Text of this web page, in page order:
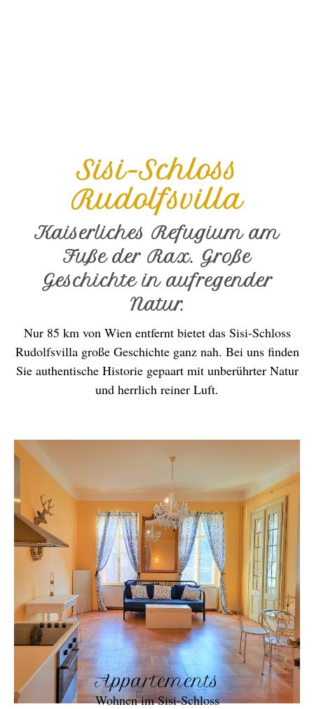
Sisi-Schloss
Rudolfsvilla
Kaiserliches Refugium am
Fuße der Rax. Große
Geschichte in aufregender
Natur.
Nur 85 km von Wien entfernt bietet das Sisi-Schloss
Rudolfsvilla große Geschichte ganz nah. Bei uns finden
Sie authentische Historie gepaart mit unberührter Natur
und herrlich reiner Luft.
Appartements
Wohnen im Sisi-Schloss